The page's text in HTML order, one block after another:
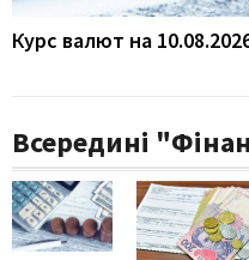
Курс валют на
Всередині